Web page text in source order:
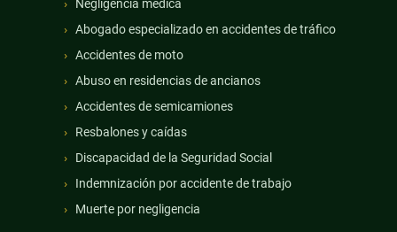
Negligencia médica
Abogado especializado en accidentes de tráfico
Accidentes de moto
Abuso en residencias de ancianos
Accidentes de semicamiones
Resbalones y caídas
Discapacidad de la Seguridad Social
Indemnización por accidente de trabajo
Muerte por negligencia